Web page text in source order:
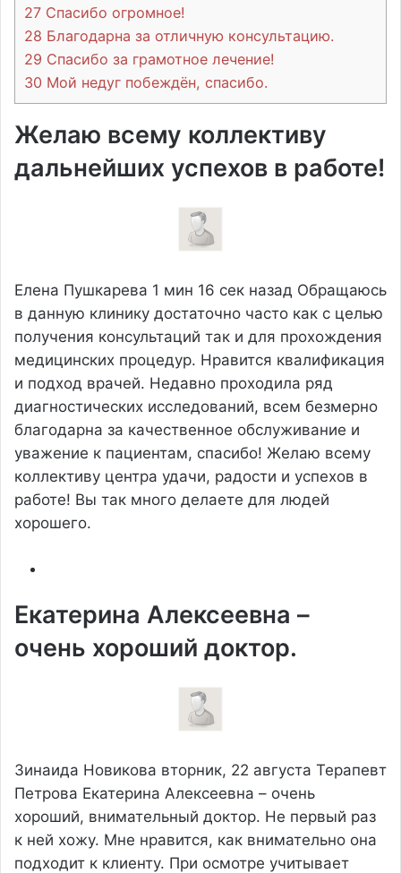
27 Спасибо огромное!
28 Благодарна за отличную консультацию.
29 Спасибо за грамотное лечение!
30 Мой недуг побеждён, спасибо.
Желаю всему коллективу
дальнейших успехов в работе!
Елена Пушкарева 1 мин 16 сек назад Обращаюсь
в данную клинику достаточно часто как с целью
получения консультаций так и для прохождения
медицинских процедур. Нравится квалификация
и подход врачей. Недавно проходила ряд
диагностических исследований, всем безмерно
благодарна за качественное обслуживание и
уважение к пациентам, спасибо! Желаю всему
коллективу центра удачи, радости и успехов в
работе! Вы так много делаете для людей
хорошего.
Екатерина Алексеевна –
очень хороший доктор.
Зинаида Новикова вторник, 22 августа Терапевт
Петрова Екатерина Алексеевна – очень
хороший, внимательный доктор. Не первый раз
к ней хожу. Мне нравится, как внимательно она
подходит к клиенту. При осмотре учитывает